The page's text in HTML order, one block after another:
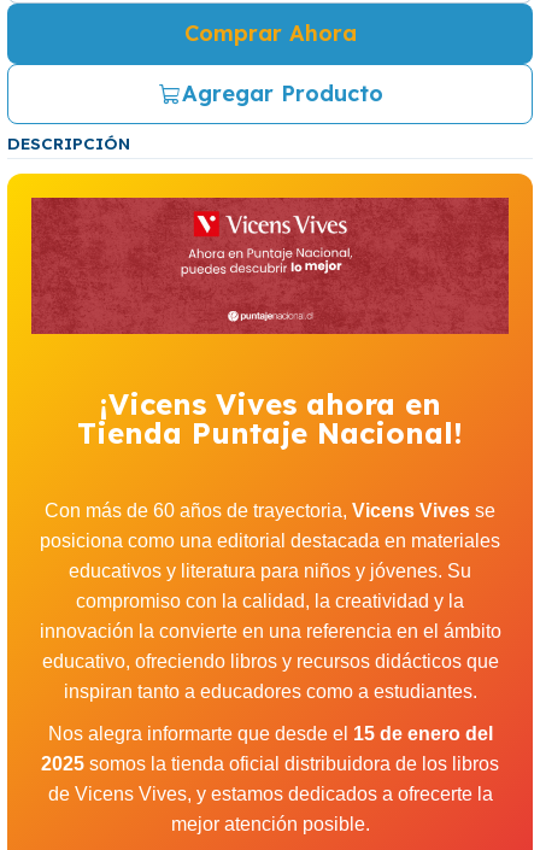
Agregar Producto
Comprar Ahora
DESCRIPCIÓN
¡Vicens Vives ahora en
Tienda Puntaje Nacional!
Con más de 60 años de trayectoria, Vicens Vives se
posiciona como una editorial destacada en materiales
educativos y literatura para niños y jóvenes. Su
compromiso con la calidad, la creatividad y la
innovación la convierte en una referencia en el ámbito
educativo, ofreciendo libros y recursos didácticos que
inspiran tanto a educadores como a estudiantes.
Nos alegra informarte que desde el 15 de enero del
2025 somos la tienda oficial distribuidora de los libros
de Vicens Vives, y estamos dedicados a ofrecerte la
mejor atención posible.